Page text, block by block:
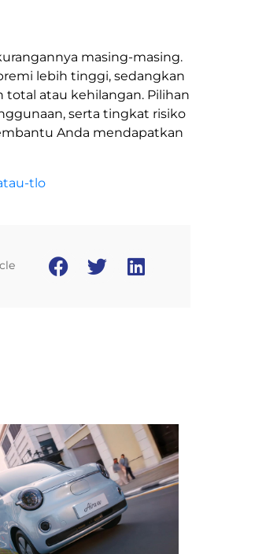
masing-masing.
lebih tinggi, sedangkan
atau kehilangan. Pilihan
serta tingkat risiko
Anda mendapatkan
tlo